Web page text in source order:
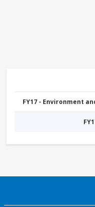
FY17 -